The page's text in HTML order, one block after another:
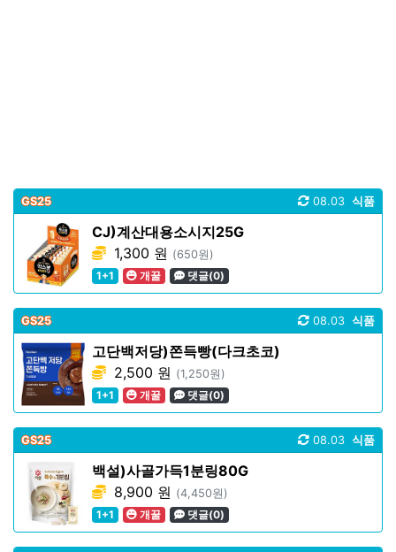
GS25 식품
08.03
CJ)계산대용소시지25G
1,300 원 (650원)
1+1
개꿀 댓글(0)
GS25 식품
08.03
고단백저당)쫀득빵(다크초코)
2,500 원 (1,250원)
1+1
개꿀 댓글(0)
GS25 식품
08.03
백설)사골가득1분링80G
8,900 원 (4,450원)
1+1
개꿀 댓글(0)